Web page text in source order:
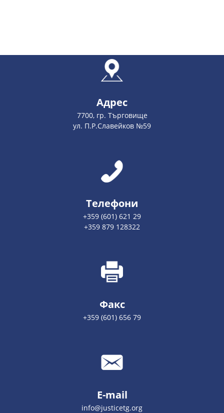
Адрес
7700, гр. Търговище
ул. П.Р.Славейков №59
Телефони
+359 (601) 621 29
+359 879 128322
Факс
+359 (601) 656 79
E-mail
info@justicetg.org